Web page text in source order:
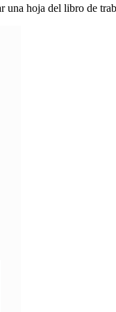
una hoja del libro de